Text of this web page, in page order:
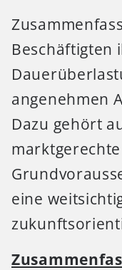
Beschäftigten
angenehmen
Dazu gehört
eine